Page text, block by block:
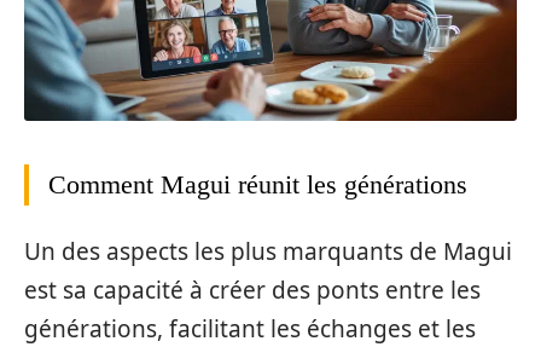
Comment Magui réunit les générations
Un des aspects les plus marquants de Magui
est sa capacité à créer des ponts entre les
générations, facilitant les échanges et les